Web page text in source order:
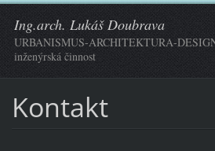
Ing.arch. Lukáš Doubrava
URBANISMUS-ARCHITEKTURA-
inženýrská činnost
Kontakt